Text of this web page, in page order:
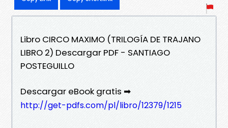
Libro CIRCO MAXIMO (TRILOGÍA DE TRAJANO
LIBRO 2) Descargar PDF - SANTIAGO
POSTEGUILLO
Descargar eBook gratis ➡
http://get-pdfs.com/pl/libro/12379/1215